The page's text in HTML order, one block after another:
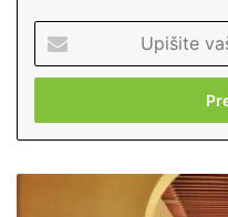
i
i
e